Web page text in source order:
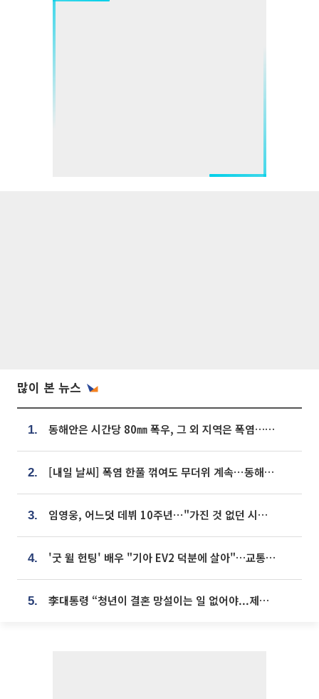
많이 본 뉴스
1. 동해안은 시간당 80㎜ 폭우, 그 외 지역은 폭염…‘극과 극 날씨’
2. [내일 날씨] 폭염 한풀 꺾여도 무더위 계속⋯동해안 이틀 연속 비
3. 임영웅, 어느덧 데뷔 10주년⋯"가진 것 없던 시절, 내 앞엔 20명의 팬뿐"
4. '굿 윌 헌팅' 배우 "기아 EV2 덕분에 살아"…교통사고 후 안전성 극찬
5. 李대통령 “청년이 결혼 망설이는 일 없어야...제도상 불이익 조사”